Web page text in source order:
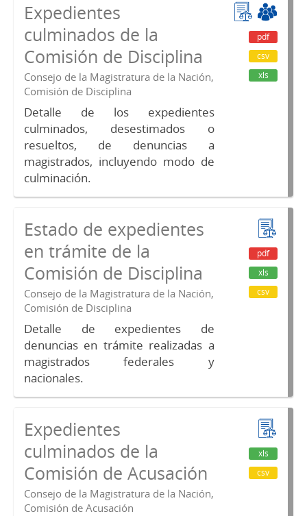
Expedientes
culminados de la
Comisión de Disciplina
Consejo de la Magistratura de la Nación,
Comisión de Disciplina
Detalle de los expedientes
culminados, desestimados o
resueltos, de denuncias a
magistrados, incluyendo modo de
culminación.
pdf
csv
xls
Estado de expedientes
en trámite de la
Comisión de Disciplina
Consejo de la Magistratura de la Nación,
Comisión de Disciplina
Detalle de expedientes de
denuncias en trámite realizadas a
magistrados federales y
nacionales.
pdf
xls
csv
Expedientes
culminados de la
Comisión de Acusación
Consejo de la Magistratura de la Nación,
Comisión de Acusación
xls
csv